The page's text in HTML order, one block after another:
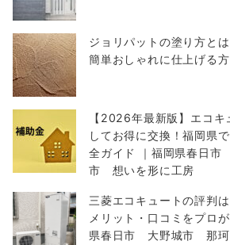
ジョリパットの塗り方と
簡単おしゃれに仕上げる
【2026年最新版】エコ
してお得に交換！福岡県
全ガイド ｜福岡県春日
市 想いを形に工房
三菱エコキュートの評判
メリット・口コミをプロ
県春日市 大野城市 那